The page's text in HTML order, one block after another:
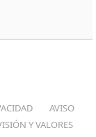
AVISO
Y VALORES